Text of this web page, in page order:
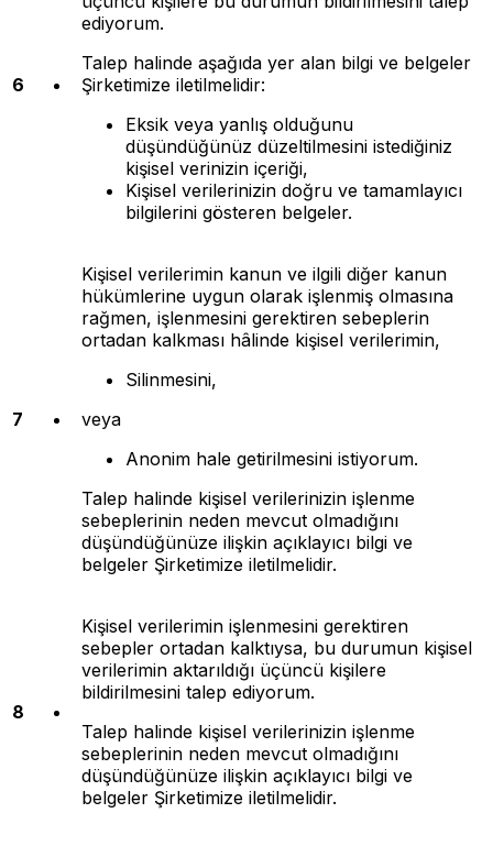
6
ediyorum.
Talep halinde aşağıda yer alan bilgi ve belgeler
Şirketimize iletilmelidir:
Eksik veya yanlış olduğunu
düşündüğünüz düzeltilmesini istediğiniz
kişisel verinizin içeriği,
Kişisel verilerinizin doğru ve tamamlayıcı
bilgilerini gösteren belgeler.
7
Kişisel verilerimin kanun ve ilgili diğer kanun
hükümlerine uygun olarak işlenmiş olmasına
rağmen, işlenmesini gerektiren sebeplerin
ortadan kalkması hâlinde kişisel verilerimin,
Silinmesini,
veya
Anonim hale getirilmesini istiyorum.
Talep halinde kişisel verilerinizin işlenme
sebeplerinin neden mevcut olmadığını
düşündüğünüze ilişkin açıklayıcı bilgi ve
belgeler Şirketimize iletilmelidir.
8
Kişisel verilerimin işlenmesini gerektiren
sebepler ortadan kalktıysa, bu durumun kişisel
verilerimin aktarıldığı üçüncü kişilere
bildirilmesini talep ediyorum.
Talep halinde kişisel verilerinizin işlenme
sebeplerinin neden mevcut olmadığını
düşündüğünüze ilişkin açıklayıcı bilgi ve
belgeler Şirketimize iletilmelidir.